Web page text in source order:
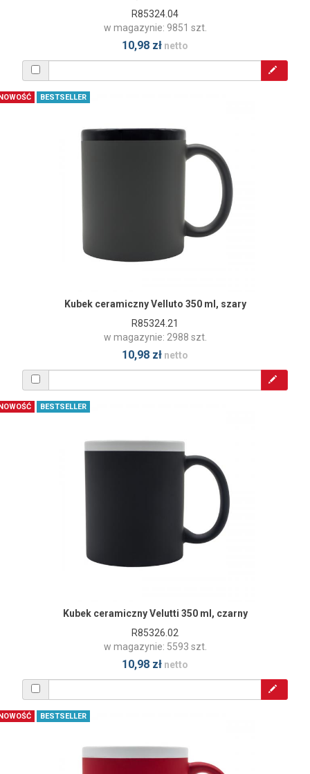
R85324.04
w magazynie: 9851 szt.
10,98 zł netto
BESTSELLER
Kubek ceramiczny Velluto 350 ml, szary
R85324.21
w magazynie: 2988 szt.
10,98 zł netto
BESTSELLER
Kubek ceramiczny Velutti 350 ml, czarny
R85326.02
w magazynie: 5593 szt.
10,98 zł netto
BESTSELLER